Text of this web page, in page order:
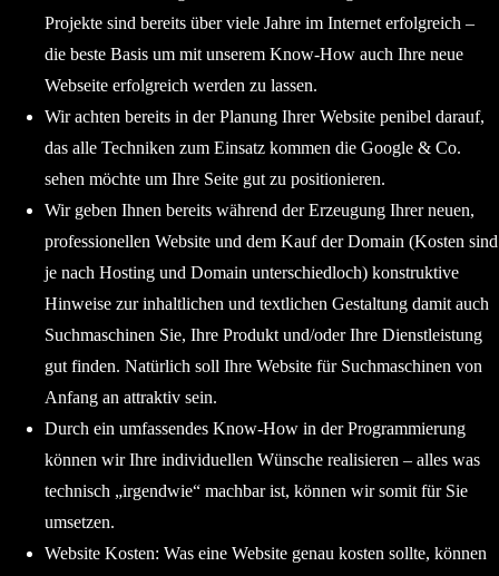
Projekte sind bereits über viele Jahre im Internet erfolgreich –
die beste Basis um mit unserem Know-How auch Ihre neue
Webseite erfolgreich werden zu lassen.
Wir achten bereits in der Planung Ihrer Website penibel darauf,
das alle Techniken zum Einsatz kommen die Google & Co.
sehen möchte um Ihre Seite gut zu positionieren.
Wir geben Ihnen bereits während der Erzeugung Ihrer neuen,
professionellen Website und dem Kauf der Domain (Kosten sind
je nach Hosting und Domain unterschiedloch) konstruktive
Hinweise zur inhaltlichen und textlichen Gestaltung damit auch
Suchmaschinen Sie, Ihre Produkt und/oder Ihre Dienstleistung
gut finden. Natürlich soll Ihre Website für Suchmaschinen von
Anfang an attraktiv sein.
Durch ein umfassendes Know-How in der Programmierung
können wir Ihre individuellen Wünsche realisieren – alles was
technisch „irgendwie“ machbar ist, können wir somit für Sie
umsetzen.
Website Kosten: Was eine Website genau kosten sollte, können